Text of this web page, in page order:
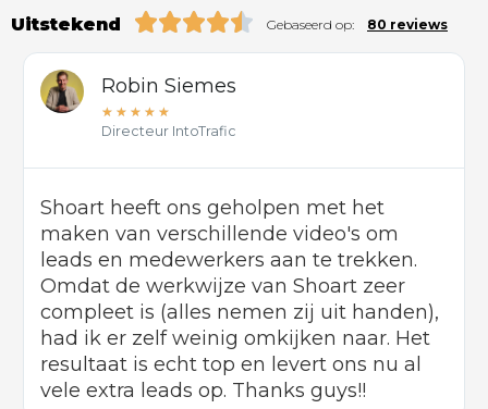
Uitstekend Gebaseerd op: 80 reviews
Robin Siemes
★ ★ ★ ★ ★
Directeur IntoTrafic
Shoart heeft ons geholpen met het
maken van verschillende video's om
leads en medewerkers aan te trekken.
Omdat de werkwijze van Shoart zeer
compleet is (alles nemen zij uit handen),
had ik er zelf weinig omkijken naar. Het
resultaat is echt top en levert ons nu al
vele extra leads op. Thanks guys!!